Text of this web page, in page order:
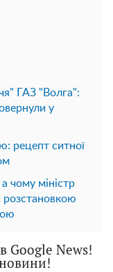
ГАЗ "Волга":
у
рецепт ситної
чому міністр
розстановкою
Google News!